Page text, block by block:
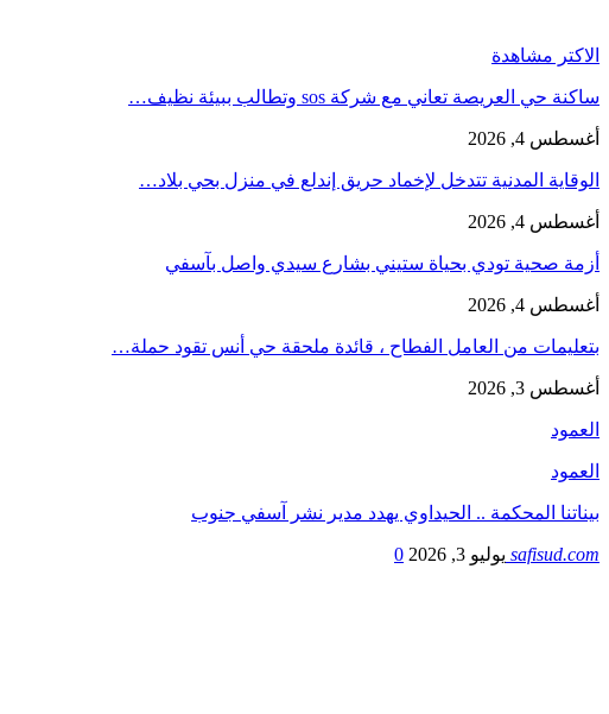
الاكتر مشاهدة
ساكنة حي العريصة تعاني مع شركة sos وتطالب ببيئة نظيف…
أغسطس 4, 2026
الوقاية المدنية تتدخل لإخماد حريق إندلع في منزل بحي بلاد…
أغسطس 4, 2026
أزمة صحية ‎تودي بحياة ستيني بشارع سيدي واصل بآسفي
أغسطس 4, 2026
بتعليمات من العامل الفطاح ، قائدة ملحقة حي أنس تقود حملة…
أغسطس 3, 2026
العمود
العمود
بيناتنا المحكمة .. الحيداوي يهدد مدير نشر آسفي جنوب
safisud.com يوليو 3, 2026 0